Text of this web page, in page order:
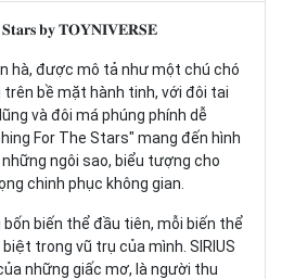
𝐒𝐭𝐚𝐫𝐬 𝐛𝐲 𝐓𝐎𝐘𝐍𝐈𝐕𝐄𝐑𝐒𝐄
hà, được mô tả như một chú chó
trên bề mặt hành tinh, với đôi tai
và đôi má phúng phính dễ
For The Stars" mang đến hình
ngôi sao, biểu tượng cho
chinh phục không gian.
biến thể đầu tiên, mỗi biến thể
trong vũ trụ của mình. SIRIUS
những giấc mơ, là người thu